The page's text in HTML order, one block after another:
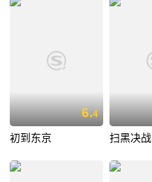
6.4
初到东京 扫黑决战